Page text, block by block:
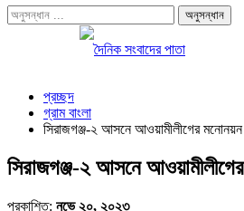
প্রচ্ছদ
গ্রাম বাংলা
সিরাজগঞ্জ-২ আসনে আওয়ামীলীগের
সিরাজগঞ্জ-২ আসনে
প্রকাশিত: নভে ২০, ২০২৩